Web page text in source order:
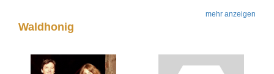
mehr anzeigen
Waldhonig